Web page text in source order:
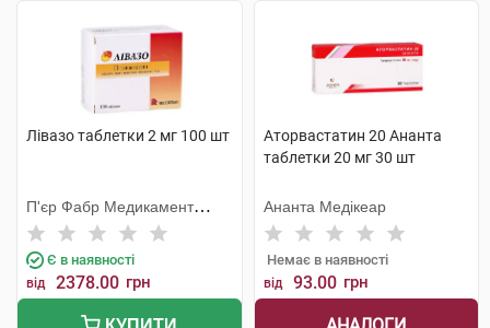
Лівазо таблетки 2 мг 100 шт
П'єр Фабр Медикамент
Продакшн
Є в наявності
від 2378.00 грн
Аторвастатин 20 Ананта
таблетки 20 мг 30 шт
Ананта Медікеар
Немає в наявності
від 93.00 грн